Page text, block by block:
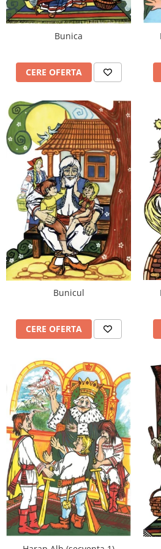
Dulapuri si Cuiere
Mobilier Scolar
Scaune Scolare
Set Banca si Scaune Elevi
Dulapuri,Biblioteci si Cuiere
Mobilier Laboratoare
Catedre si mese
Mobilier Universitar
Pupitre Seminarii
Scaune si Fotolii
Catedre,Mese,Birouri
Mobilier Laboratoare
Materiale Didactice
Materiale Didactice si Jocuri
Prescolari
Dezvoltarea limbajului
Matematica
Educatie fizica
Truse de experimente pentru copii
Dezvoltarea cognitiva
Globuri
Hărți gigant
Materiale Didactice Clasele
Primare(0-4)
Limba si Comunicare
Matematica si stiinte ale naturii
Arte si Tehnologii
Educatie civica
Harti geografice
Harti pentru copii
Bunica
CERE OFERTA
Bunicul
CERE OFERTA